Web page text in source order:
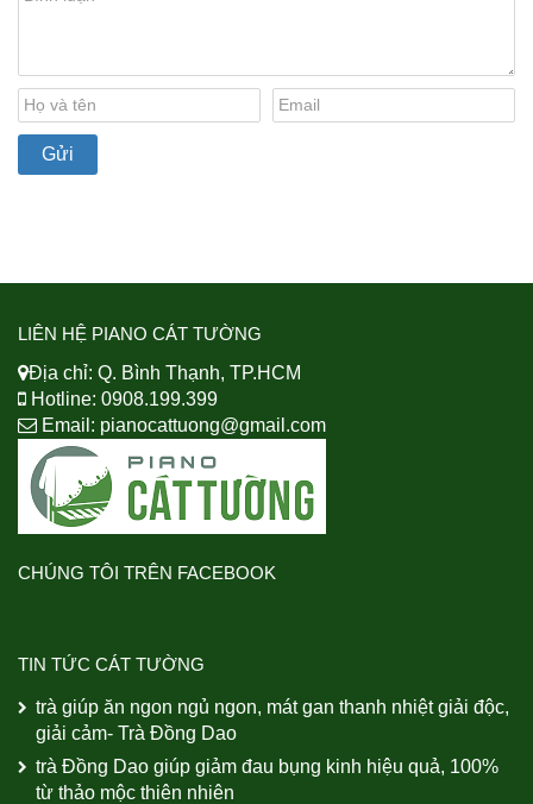
LIÊN HỆ PIANO CÁT TƯỜNG
Địa chỉ: Q. Bình Thạnh, TP.HCM
Hotline: 0908.199.399
Email: pianocattuong@gmail.com
CHÚNG TÔI TRÊN FACEBOOK
TIN TỨC CÁT TƯỜNG
trà giúp ăn ngon ngủ ngon, mát gan thanh nhiệt giải độc,
giải cảm- Trà Đồng Dao
trà Đồng Dao giúp giảm đau bụng kinh hiệu quả, 100%
từ thảo mộc thiên nhiên